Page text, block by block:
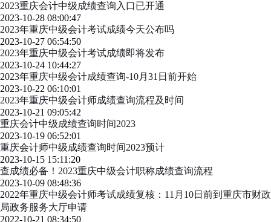
2023重庆会计中级成绩查询入口已开通
2023-10-28 08:00:47
2023年重庆中级会计考试成绩今天公布吗
2023-10-27 06:54:50
2023年重庆中级会计考试成绩即将发布
2023-10-24 10:44:27
2023年重庆中级会计成绩查询-10月31日前开始
2023-10-22 06:10:01
2023年重庆中级会计师成绩查询流程及时间
2023-10-21 09:05:42
重庆会计中级成绩查询时间2023
2023-10-19 06:52:01
重庆会计师中级成绩查询时间2023预计
2023-10-15 15:11:20
查成绩必备！2023重庆中级会计职称成绩查询流程
2023-10-09 08:48:36
2022年重庆中级会计师考试成绩复核：11月10日前到重庆市财政
局政务服务大厅申请
2022-10-21 08:34:50